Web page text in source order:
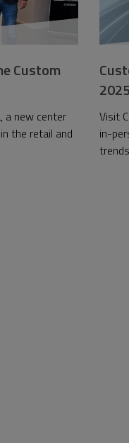
Custom
a new center
the retail and
2025
Visit
in-